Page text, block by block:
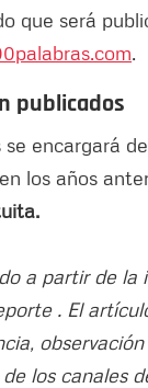
que será
.
publicados
encargará
los años
a partir de
. El
los canales